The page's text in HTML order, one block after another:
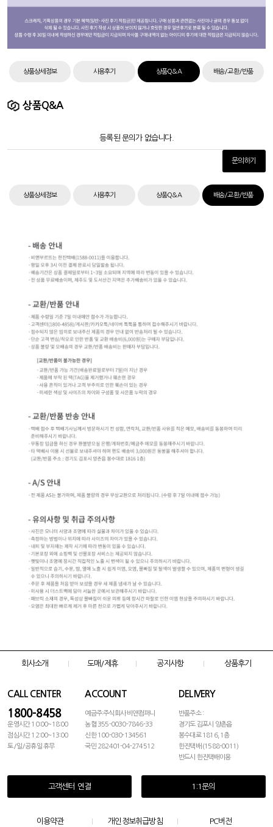
상품상세정보 사용후기 상품Q&A 배송/교환/반품
상품Q&A
등록된 문의가 없습니다.
문의하기
상품상세정보 사용후기 상품Q&A 배송/교환/반품
회사소개 도매/제휴 공지사항 상품후기
CALL CENTER
1800-8458
운영시간 10:00~18:00
점심시간 12:00~13:00
토/일/공휴일 휴무
ACCOUNT
예금주:주식회사 비앤컴퍼니
농협 355-0030-7846-33
신한 100-030-134561
국민 282401-04-274512
DELIVERY
반품주소 :
경기도 김포시 양촌읍
봉수대로 1816, 1층
한진택배 (1588-0011)
반드시 한진택배이용
고객센터 연결 1:1문의
이용약관 개인정보취급방침 PC버전